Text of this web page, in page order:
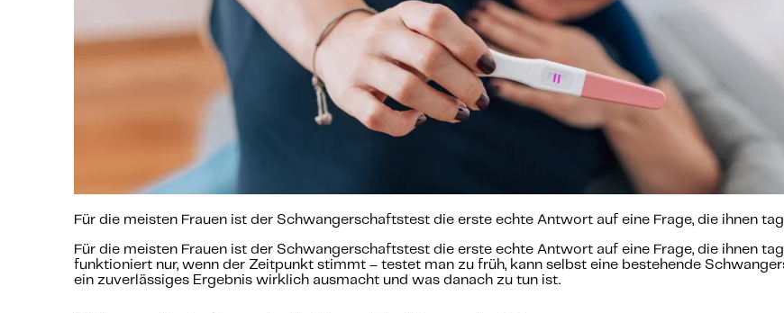
Für die meisten Frauen ist der Schwangerschaftstest die erste echte Antwort auf eine Frage, die ihnen
Für die meisten Frauen ist der Schwangerschaftstest die erste echte Antwort auf eine Frage, die ihnen
funktioniert nur, wenn der Zeitpunkt stimmt – testet man zu früh, kann selbst eine bestehende
ein zuverlässiges Ergebnis wirklich ausmacht und was danach zu tun ist.